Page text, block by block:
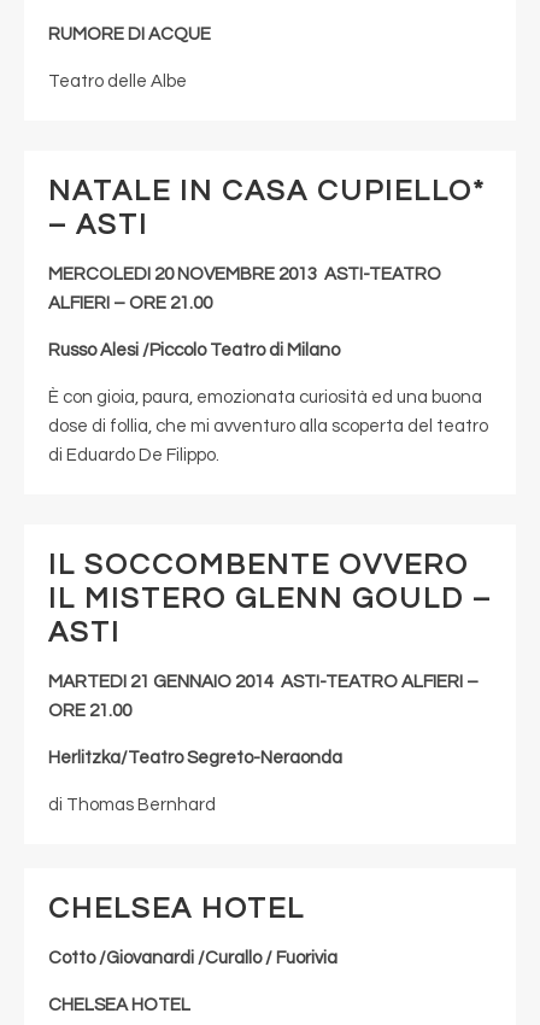
RUMORE DI ACQUE
Teatro delle Albe
NATALE IN CASA CUPIELLO*
– ASTI
MERCOLEDI 20 NOVEMBRE 2013 ASTI-TEATRO
ALFIERI – ORE 21.00
Russo Alesi /Piccolo Teatro di Milano
È con gioia, paura, emozionata curiosità ed una buona
dose di follia, che mi avventuro alla scoperta del teatro
di Eduardo De Filippo.
IL SOCCOMBENTE OVVERO
IL MISTERO GLENN GOULD –
ASTI
MARTEDI 21 GENNAIO 2014 ASTI-TEATRO ALFIERI –
ORE 21.00
Herlitzka/Teatro Segreto-Neraonda
di Thomas Bernhard
CHELSEA HOTEL
Cotto /Giovanardi /Curallo / Fuorivia
CHELSEA HOTEL